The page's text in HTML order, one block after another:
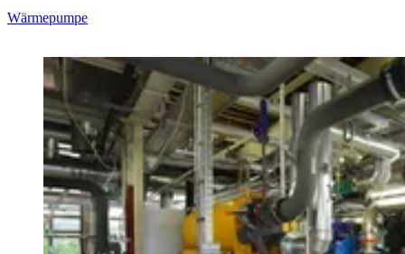
Wärmepumpe